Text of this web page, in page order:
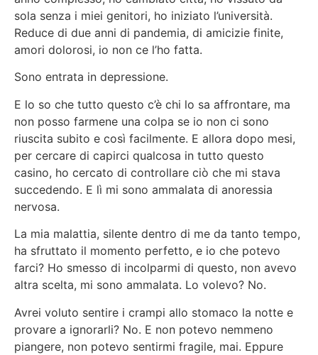
sola senza i miei genitori, ho iniziato l’università.
Reduce di due anni di pandemia, di amicizie finite,
amori dolorosi, io non ce l’ho fatta.
Sono entrata in depressione.
E lo so che tutto questo c’è chi lo sa affrontare, ma
non posso farmene una colpa se io non ci sono
riuscita subito e così facilmente. E allora dopo mesi,
per cercare di capirci qualcosa in tutto questo
casino, ho cercato di controllare ciò che mi stava
succedendo. E lì mi sono ammalata di anoressia
nervosa.
La mia malattia, silente dentro di me da tanto tempo,
ha sfruttato il momento perfetto, e io che potevo
farci? Ho smesso di incolparmi di questo, non avevo
altra scelta, mi sono ammalata. Lo volevo? No.
Avrei voluto sentire i crampi allo stomaco la notte e
provare a ignorarli? No. E non potevo nemmeno
piangere, non potevo sentirmi fragile, mai. Eppure